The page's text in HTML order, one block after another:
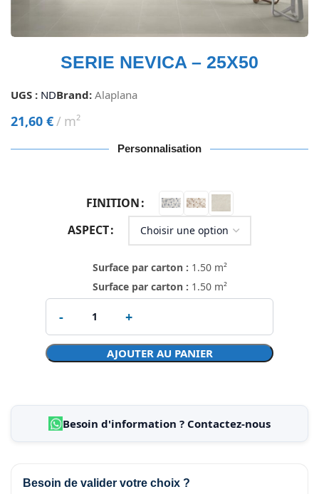
SERIE NEVICA – 25X50
UGS : NDBrand: Alaplana
21,60 € m²
Personnalisation
FINITION
ASPECT
Surface par carton : 1.50 m²
Surface par carton : 1.50 m²
AJOUTER AU PANIER
Besoin d'information ? Contactez-nous
Besoin de valider votre choix ?